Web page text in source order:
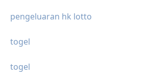
pengeluaran hk lotto
togel
togel